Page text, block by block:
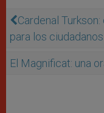
Cardenal
para los ciudadanos
El Magnificat: una